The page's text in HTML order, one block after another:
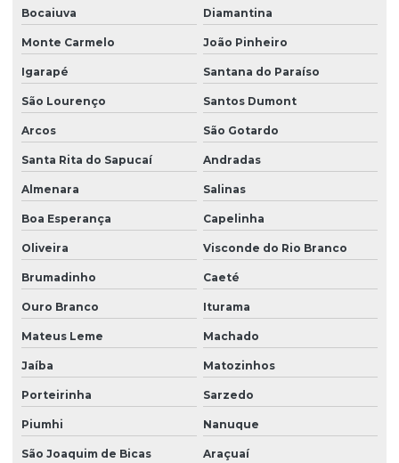
Reforma de talha elétrica em sc
Representação swf krantechnik brasil
Retrofit de pontes rolantes
Sinalizador áudio visual
Sistema festoon para pontes rolantes
Talha elétrica de corrente
Talha elétrica para ponte rolante
Talhas elétricas de cabo de aço
Talhas elétricas de cabo de aço swf
Talhas elétricas de corrente swf
Topografia caminho de rolamento
Treinamento para operadores de ponte rolante
Treinamento de ponte rolante
Bocaiuva Diamantina
Monte Carmelo João Pinheiro
Igarapé Santana do Paraíso
São Lourenço Santos Dumont
Arcos São Gotardo
Santa Rita do Sapucaí Andradas
Almenara Salinas
Boa Esperança Capelinha
Oliveira Visconde do Rio Branco
Brumadinho Caeté
Ouro Branco Iturama
Mateus Leme Machado
Jaíba Matozinhos
Porteirinha Sarzedo
Piumhi Nanuque
São Joaquim de Bicas Araçuaí